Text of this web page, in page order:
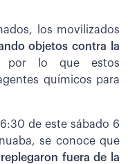
los movilizados
objetos contra la
por lo que estos
químicos para
de este sábado 6
se conoce que
fuera de la